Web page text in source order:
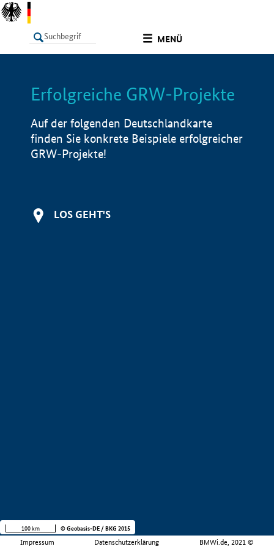
MENÜ
LISTE Info
Erfolgreiche GRW-Projekte
Auf der folgenden Deutschlandkarte
finden Sie konkrete Beispiele erfolgreicher
GRW-Projekte!
LOS GEHT'S
Impressum Datenschutzerklärung BMWi.de, 2021 ©
100 km © Geobasis-DE / BKG 2015